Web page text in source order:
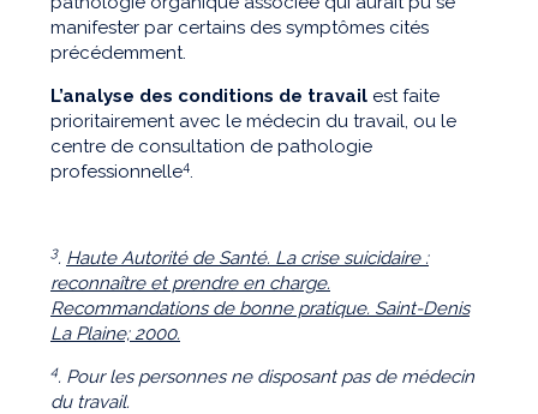
manifester par certains des symptômes cités
précédemment.
L’analyse des conditions de travail est faite
prioritairement avec le médecin du travail, ou le
centre de consultation de pathologie
professionnelle4.
3. Haute Autorité de Santé. La crise suicidaire :
reconnaître et prendre en charge.
Recommandations de bonne pratique. Saint-Denis
La Plaine; 2000.
4. Pour les personnes ne disposant pas de médecin
du travail.